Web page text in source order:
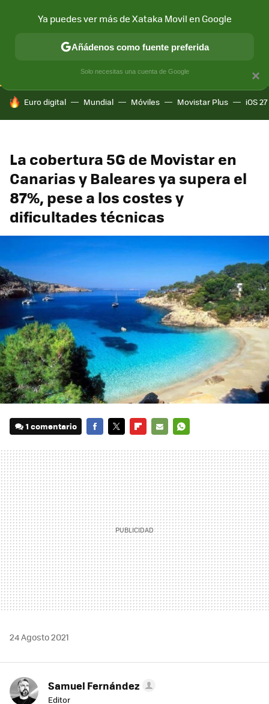
CONECTIVIDAD MÓVIL Y SOCIEDAD APLICACIONES
HOY SE HABLA DE
Euro digital Mundial Móviles Movistar Plus iOS 27
La cobertura 5G de Movistar en
Canarias y Baleares ya supera el
87%, pese a los costes y
dificultades técnicas
1 comentario
MAIL
24 Agosto 2021
Samuel Fernández
Editor
×
Ya puedes ver más de Xataka Movil en Google
Añádenos como fuente preferida
Solo necesitas una cuenta de Google